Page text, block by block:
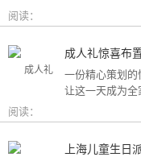
用构成参考，
阅读：
成人礼惊喜布
一份精心策划
让这一天成为
而头疼，不妨
细节创意，帮
阅读：
上海儿童生日